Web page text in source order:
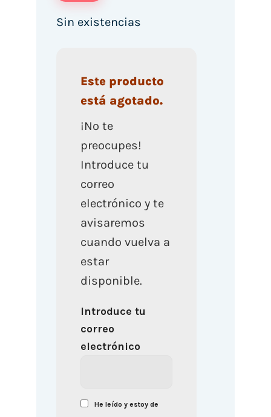
Sin existencias
Este producto
está agotado.
¡No te
preocupes!
Introduce tu
correo
electrónico y te
avisaremos
cuando vuelva a
estar
disponible.
Introduce tu
correo
electrónico
He leído y estoy de